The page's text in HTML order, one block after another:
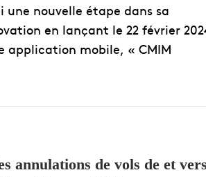
une nouvelle étape dans sa
en lançant le 22 février
application mobile, « CMIM
annulations de vols de et